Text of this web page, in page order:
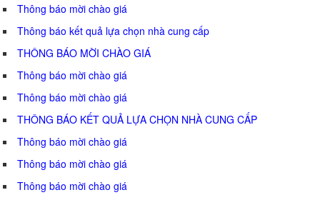
Thông báo mời chào giá
Thông báo kết quả lựa chọn nhà cung cấp
THÔNG BÁO MỜI CHÀO GIÁ
Thông báo mời chào giá
Thông báo mời chào giá
THÔNG BÁO KẾT QUẢ LỰA CHỌN NHÀ CUNG CẤP
Thông báo mời chào giá
Thông báo mời chào giá
Thông báo mời chào giá